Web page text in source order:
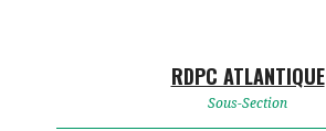
RDPC ATLANTIQUE
Sous-Section